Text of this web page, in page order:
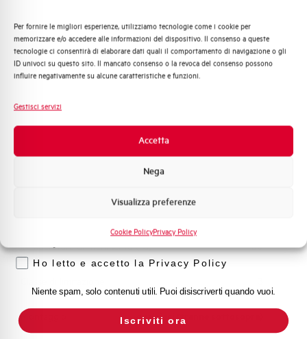
Per fornire le migliori esperienze, utilizziamo tecnologie come i cookie per
memorizzare e/o accedere alle informazioni del dispositivo. Il consenso a queste
tecnologie ci consentirà di elaborare dati quali il comportamento di navigazione o gli
ID univoci su questo sito. Il mancato consenso o la revoca del consenso possono
influire negativamente su alcune caratteristiche e funzioni.
Gestisci servizi
Accetta
Nega
Visualizza preferenze
Cookie PolicyPrivacy Policy
(%Icu)
Capacità dei terminali 1…35 mm²
secondo EN 60947-2
Temperatura di riferimento (°C) 30
Montaggio qualsiasi (tranne sottosopra)
Quali argomenti ti interessano di più?
Distribuzione di Energia
Automazione Industriale
Sistema Quadri
Promozioni e offerte
Formazione tecnica
Voglio ricevere aggiornamenti, novità di
Ho letto e accetto la Privacy Policy
Niente spam, solo contenuti utili. Puoi disiscriverti quando vuoi.
Iscriviti ora